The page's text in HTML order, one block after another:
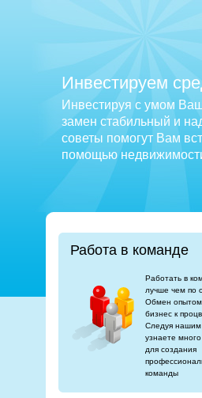
Инвестируем
Инвестируя с умом
замен стабильный и
советы помогут Вам
помощью
Работа в команде
Работать в
лучше чем по
Обмен опытом
бизнес к
Следуя нашим
узнаете
для создания
команды